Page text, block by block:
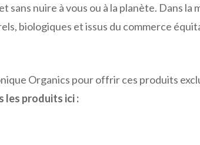
nuire à vous ou à la planète. Dans la
biologiques et issus du commerce
Organics pour offrir ces produits
les produits ici :